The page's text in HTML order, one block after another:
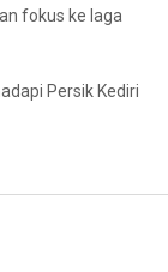
fokus ke laga
Persik Kediri